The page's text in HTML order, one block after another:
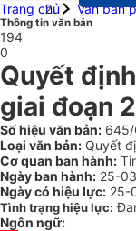
Trang chủ
Văn bản
Thông tin văn bản
194
0
Quyết
giai đoạn
Số hiệu văn bản: 645/
Loại văn bản: Quyết
Cơ quan ban hành:
Ngày ban hành: 25-
Ngày có hiệu lực: 25-
Tình trạng hiệu lực:
Ngôn ngữ: